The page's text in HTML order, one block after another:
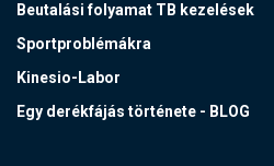
Beutalási folyamat TB kezelések
Sportproblémákra
Kinesio-Labor
Egy derékfájás története - BLOG